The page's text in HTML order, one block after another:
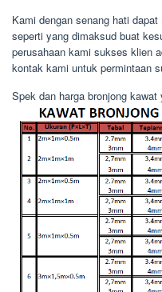
Kami dengan senang hati
seperti yang dimaksud buat
perusahaan kami sukses klien
kontak kami untuk permintaan
Spek dan harga bronjong